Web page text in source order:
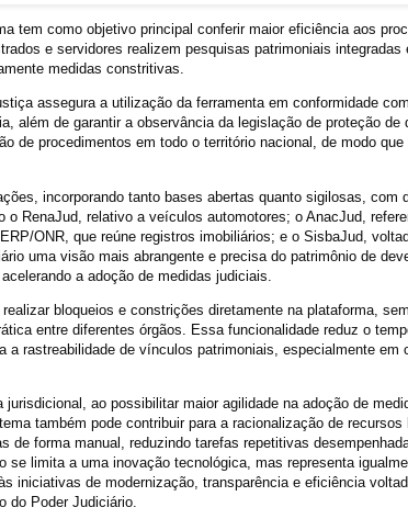
tem como objetivo principal conferir maior eficiência aos
e servidores realizem pesquisas patrimoniais integradas
medidas constritivas.
assegura a utilização da ferramenta em conformidade
além de garantir a observância da legislação de proteção de
de procedimentos em todo o território nacional, de modo que
incorporando tanto bases abertas quanto sigilosas, com
RenaJud, relativo a veículos automotores; o AnacJud,
ONR, que reúne registros imobiliários; e o SisbaJud,
uma visão mais abrangente e precisa do patrimônio de
a adoção de medidas judiciais.
bloqueios e constrições diretamente na plataforma,
entre diferentes órgãos. Essa funcionalidade reduz o
a rastreabilidade de vínculos patrimoniais, especialmente em
ao possibilitar maior agilidade na adoção de
também pode contribuir para a racionalização de recursos
forma manual, reduzindo tarefas repetitivas
limita a uma inovação tecnológica, mas representa
iniciativas de modernização, transparência e eficiência
do Poder Judiciário.